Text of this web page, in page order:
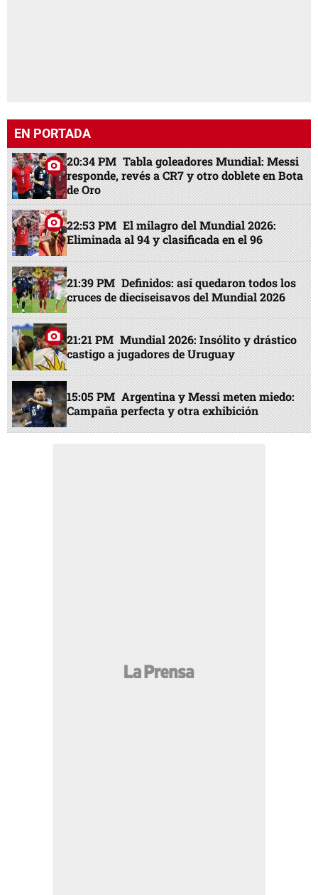
EN PORTADA
20:34 PM Tabla goleadores Mundial: Messi
responde, revés a CR7 y otro doblete en Bota
de Oro
22:53 PM El milagro del Mundial 2026:
Eliminada al 94 y clasificada en el 96
21:39 PM Definidos: así quedaron todos los
cruces de dieciseisavos del Mundial 2026
21:21 PM Mundial 2026: Insólito y drástico
castigo a jugadores de Uruguay
15:05 PM Argentina y Messi meten miedo:
Campaña perfecta y otra exhibición